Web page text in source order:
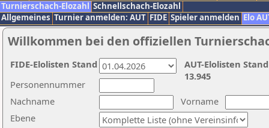
Turnierschach-Elozahl Schnellschach-Elozahl
Allgemeines Turnier anmelden: AUT FIDE Spieler anmelden Elo
Willkommen bei den offiziellen
Nachname
Vorname
Ebene
Personennummer
AUT-Elolisten
13.945
FIDE-Elolisten Stand